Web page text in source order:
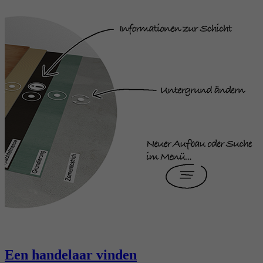
Een handelaar vinden